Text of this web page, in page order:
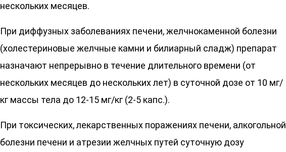
нескольких месяцев.
При диффузных заболеваниях печени, желчнокаменной болезни
(холестериновые желчные камни и билиарный сладж) препарат
назначают непрерывно в течение длительного времени (от
нескольких месяцев до нескольких лет) в суточной дозе от 10 мг/
кг массы тела до 12-15 мг/кг (2-5 капс.).
При токсических, лекарственных поражениях печени, алкогольной
болезни печени и атрезии желчных путей суточную дозу